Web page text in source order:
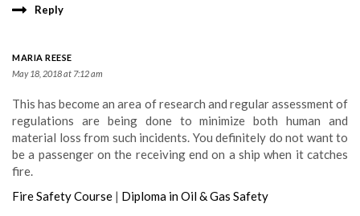
Reply
MARIA REESE
May 18, 2018 at 7:12 am
This has become an area of research and regular assessment of
regulations are being done to minimize both human and
material loss from such incidents. You definitely do not want to
be a passenger on the receiving end on a ship when it catches
fire.
Fire Safety Course | Diploma in Oil & Gas Safety